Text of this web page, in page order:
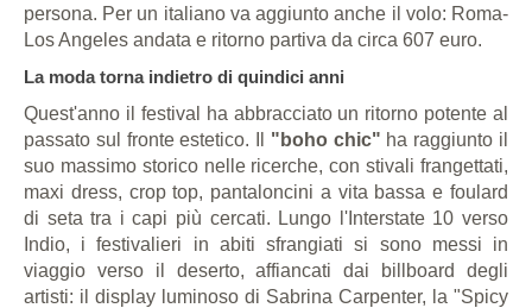
persona. Per un italiano va aggiunto anche il volo: Roma-
Los Angeles andata e ritorno partiva da circa 607 euro.
La moda torna indietro di quindici anni
Quest'anno il festival ha abbracciato un ritorno potente al
passato sul fronte estetico. Il "boho chic" ha raggiunto il
suo massimo storico nelle ricerche, con stivali frangettati,
maxi dress, crop top, pantaloncini a vita bassa e foulard
di seta tra i capi più cercati. Lungo l'Interstate 10 verso
Indio, i festivalieri in abiti sfrangiati si sono messi in
viaggio verso il deserto, affiancati dai billboard degli
artisti: il display luminoso di Sabrina Carpenter, la "Spicy